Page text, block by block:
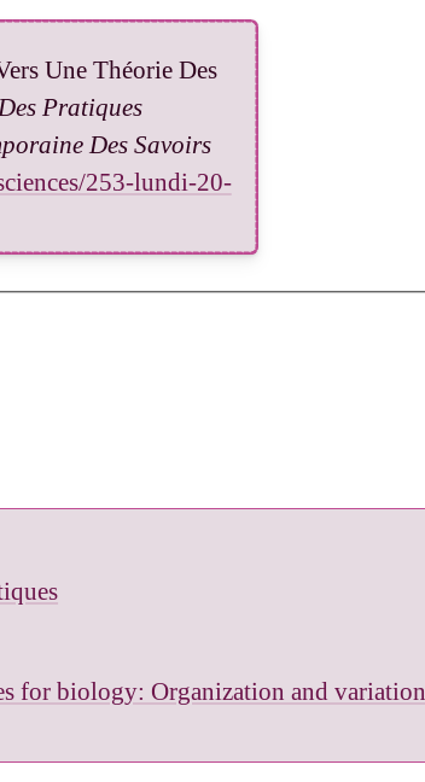
Une Théorie Des
Pratiques
Des Savoirs
253-lundi-20-
for biology: Organization and variation